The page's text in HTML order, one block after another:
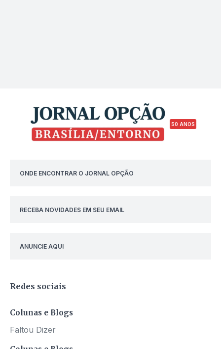
50 ANOS
ONDE ENCONTRAR O JORNAL OPÇÃO
RECEBA NOVIDADES EM SEU EMAIL
ANUNCIE AQUI
Redes sociais
Colunas e Blogs
Faltou Dizer